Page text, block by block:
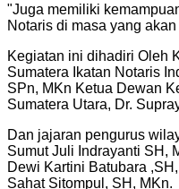
"Juga memiliki
Notaris di masa yang
Kegiatan ini dihadiri Oleh
Sumatera Ikatan Notaris
SPn, MKn Ketua Dewan
Sumatera Utara, Dr.
Dan jajaran pengurus
Sumut Juli Indrayanti SH,
Dewi Kartini Batubara
Sahat Sitompul, SH, MKn.